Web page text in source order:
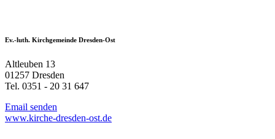
Ev.-luth. Kirchgemeinde Dresden-Ost
Altleuben 13
01257 Dresden
Tel. 0351 - 20 31 647
Email senden
www.kirche-dresden-ost.de